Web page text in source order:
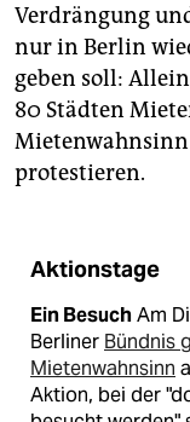
Verdrängung
nur in Berlin
geben soll:
80 Städten
Mietenwahnsinn
protestieren.
Aktionstage
Ein BesuchAm
Berliner Bündnis
Mietenwahnsinn
Aktion, bei der